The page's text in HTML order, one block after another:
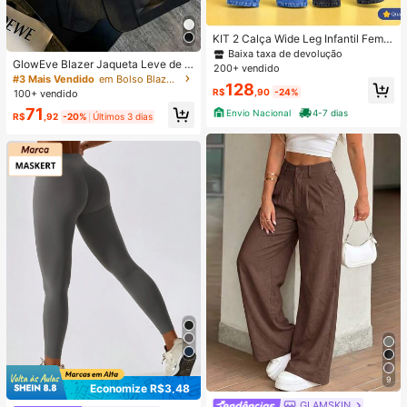
GlowEve Blazer Jaqueta Leve de T
ule Transparente Feminina, Adequa
da para Primavera/Verão, Uso Diári
#3 Mais Vendido
em Bolso Blazers Femininos Leves
100+ vendido
R$71 ,92 -20% Últimos 3 dias
Economize R$3,48
KIT 2 Calça Wide Leg Infantil Femin
ina Baixa taxa de devolução
200+ vendido
R$128 ,90 -24%
Envio Nacional
4-7 dias
9